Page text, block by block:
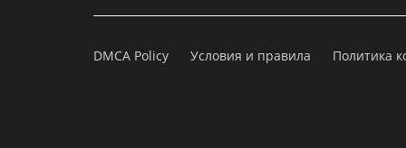
DMCA Policy Условия и правила Политика